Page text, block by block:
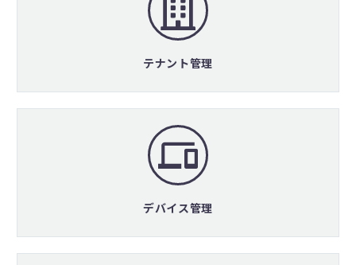
テナント管理
デバイス管理